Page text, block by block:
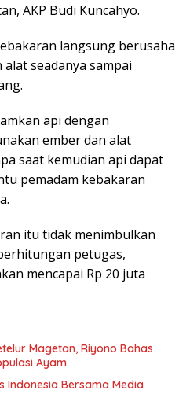
AKP Budi Kuncahyo.
langsung berusaha
seadanya sampai
api dengan
ember dan alat
saat kemudian api dapat
pemadam kebakaran
itu tidak menimbulkan
petugas,
mencapai Rp 20 juta
Magetan, Riyono Bahas
Ayam
Indonesia Bersama Media